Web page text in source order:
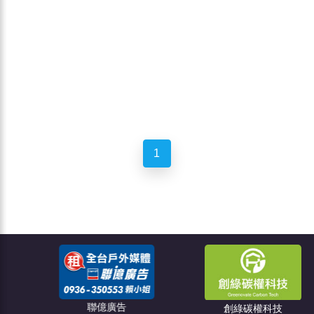
1
聯億廣告 創綠碳權科技